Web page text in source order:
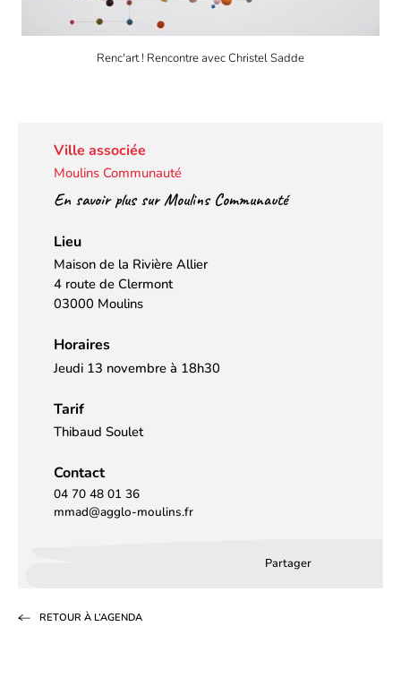
Renc'art ! Rencontre avec Christel Sadde
Ville associée
Moulins Communauté
En savoir plus sur Moulins Communauté
Lieu
Maison de la Rivière Allier
4 route de Clermont
03000 Moulins
Horaires
Jeudi 13 novembre à 18h30
Tarif
Thibaud Soulet
Contact
04 70 48 01 36
mmad@agglo-moulins.fr
Partager
RETOUR À L’AGENDA